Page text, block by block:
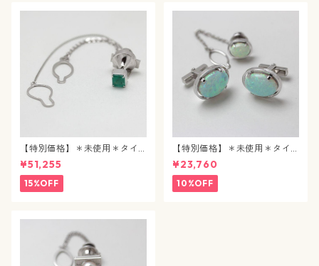
【特別価格】＊未使用＊タイ
タック / エメラルド / j89
¥51,255
15%OFF
【特別価格】＊未使用＊タイ
タック&カフスボタン / 合成パ
ール / j90
¥23,760
10%OFF